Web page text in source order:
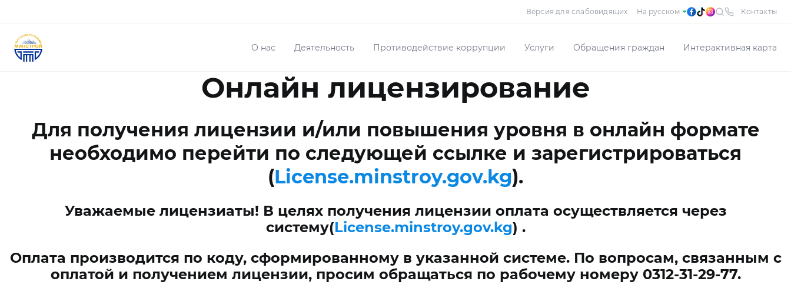
Версия для слабовидящих Контакты
О нас Деятельность Противодействие коррупции Услуги Обращения граждан Интерактивная карта
Онлайн лицензирование
Для получения лицензии и/или повышения уровня в онлайн формате
необходимо перейти по следующей ссылке и зарегистрироваться
(License.minstroy.gov.kg).
Уважаемые лицензиаты! В целях получения лицензии оплата осуществляется через
систему(License.minstroy.gov.kg) .
Оплата производится по коду, сформированному в указанной системе. По вопросам, связанным с
оплатой и получением лицензии, просим обращаться по рабочему номеру 0312-31-29-77.